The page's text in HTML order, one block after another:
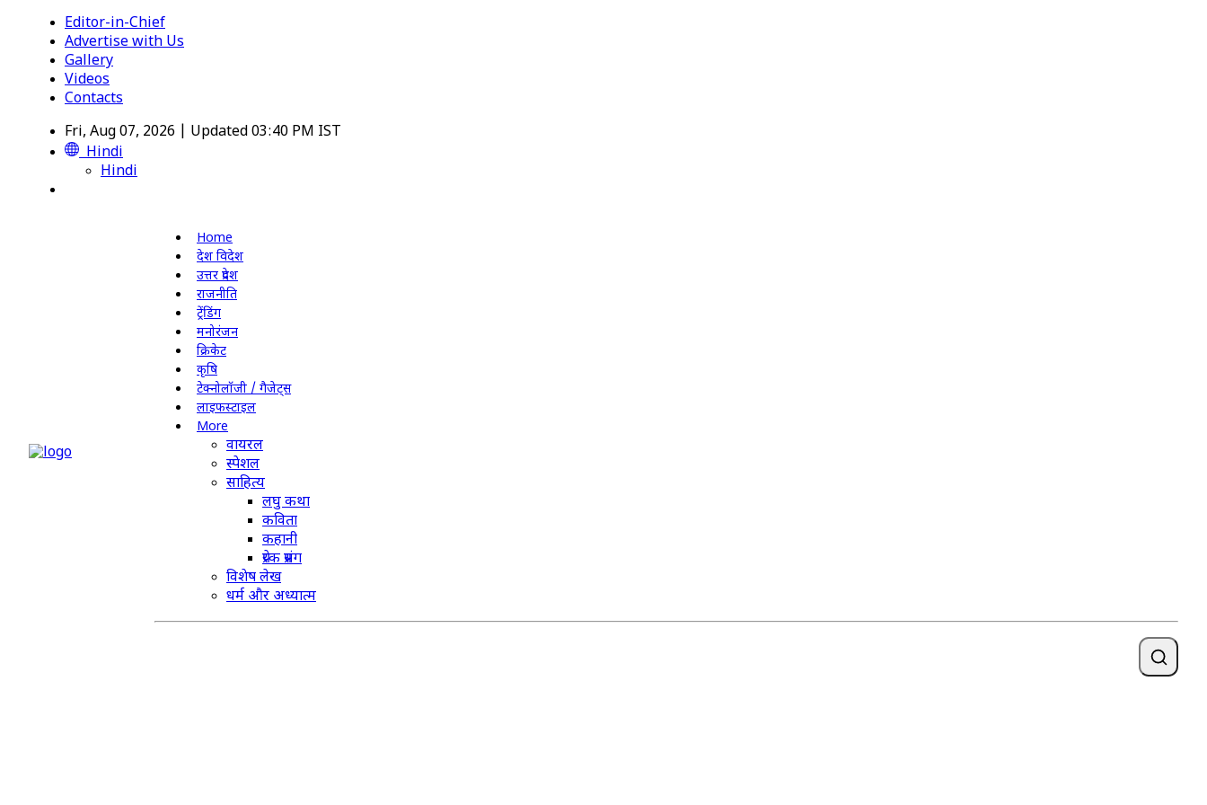
Editor-in-Chief
Advertise with Us
Gallery
Videos
Contacts
Fri, Aug 07, 2026 | Updated 03:40 PM IST
Hindi
Hindi
Home
देश विदेश
उत्तर प्रदेश
राजनीति
ट्रेंडिंग
मनोरंजन
क्रिकेट
कृषि
टेक्नोलॉजी / गैजेट्स
लाइफस्टाइल
More
वायरल
स्पेशल
साहित्य
लघु कथा
कविता
कहानी
प्रेरक प्रसंग
विशेष लेख
धर्म और अध्यात्म